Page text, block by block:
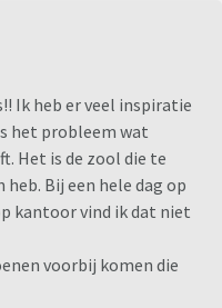
Ik heb er veel inspiratie
het probleem wat
Het is de zool die te
Bij een hele dag op
kantoor vind ik dat niet
voorbij komen die